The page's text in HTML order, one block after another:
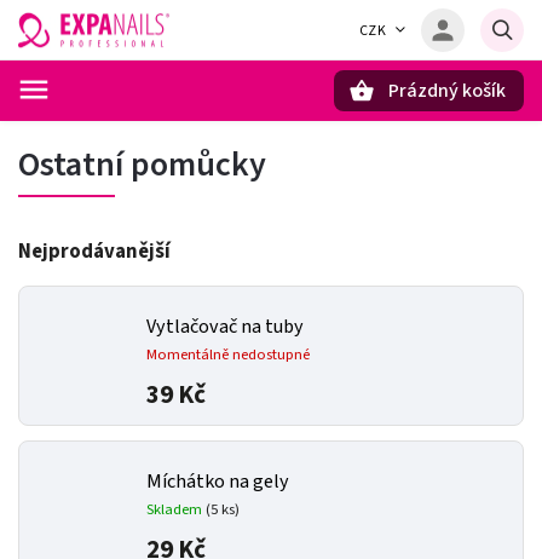
CZK
Prázdný košík
Ostatní pomůcky
Nejprodávanější
Vytlačovač na tuby
Momentálně nedostupné
39 Kč
Míchátko na gely
Skladem (5 ks)
29 Kč